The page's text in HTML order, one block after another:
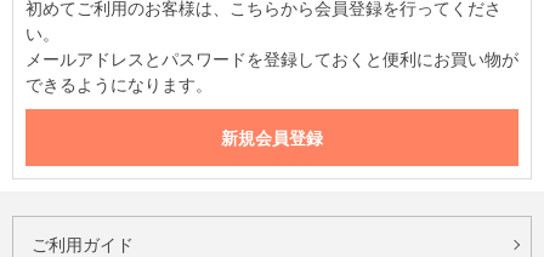
初めてご利用のお客様は、こちらから会員登録を行ってくださ
い。
メールアドレスとパスワードを登録しておくと便利にお買い物が
できるようになります。
ご利用ガイド